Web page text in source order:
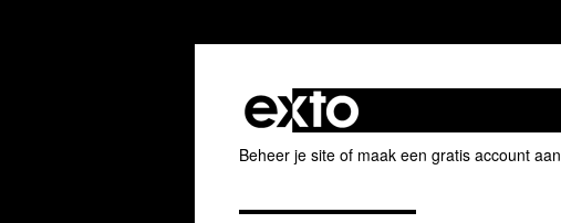
Beheer je site of maak een gratis account aan